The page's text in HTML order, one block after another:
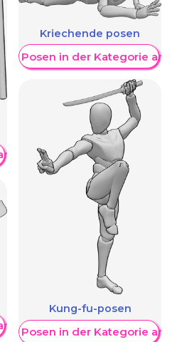
Kriechende posen
Posen in der Kategorie
Kung-fu-posen
Posen in der Kategorie